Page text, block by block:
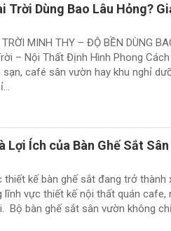
Trời Dùng Bao Lâu Hỏng?
MINH THY – ĐỘ BỀN DÙNG
– Nội Thất Định Hình Phong
sạn, café sân vườn hay khu nghỉ
Lợi Ích của Bàn Ghế Sắt
thiết kế bàn ghế sắt đang trở
lĩnh vực thiết kế nội thất quán cafe,
Bộ bàn ghế sắt sân vườn không